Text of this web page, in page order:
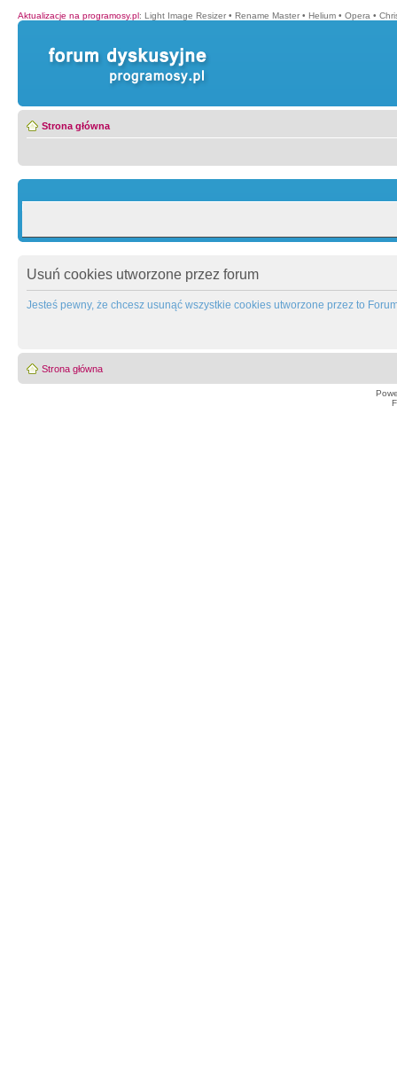
Aktualizacje na programosy.pl: Light Image Resizer • Rename Master • Helium • Opera •
Strona główna
Usuń cookies utworzone przez forum
Jesteś pewny, że chcesz usunąć wszystkie cookies utworzone przez to
Strona główna